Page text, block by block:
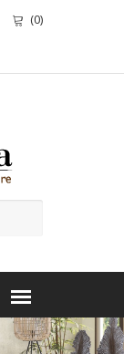
(0)